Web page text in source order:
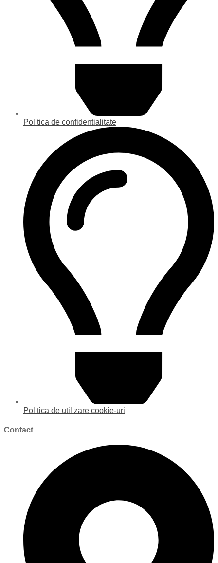
Politica de confidentialitate
Politica de utilizare cookie-uri
Contact